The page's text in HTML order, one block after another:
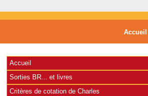
Accueil
Accueil
Sorties BR... et livres
Critères de cotation de Charles